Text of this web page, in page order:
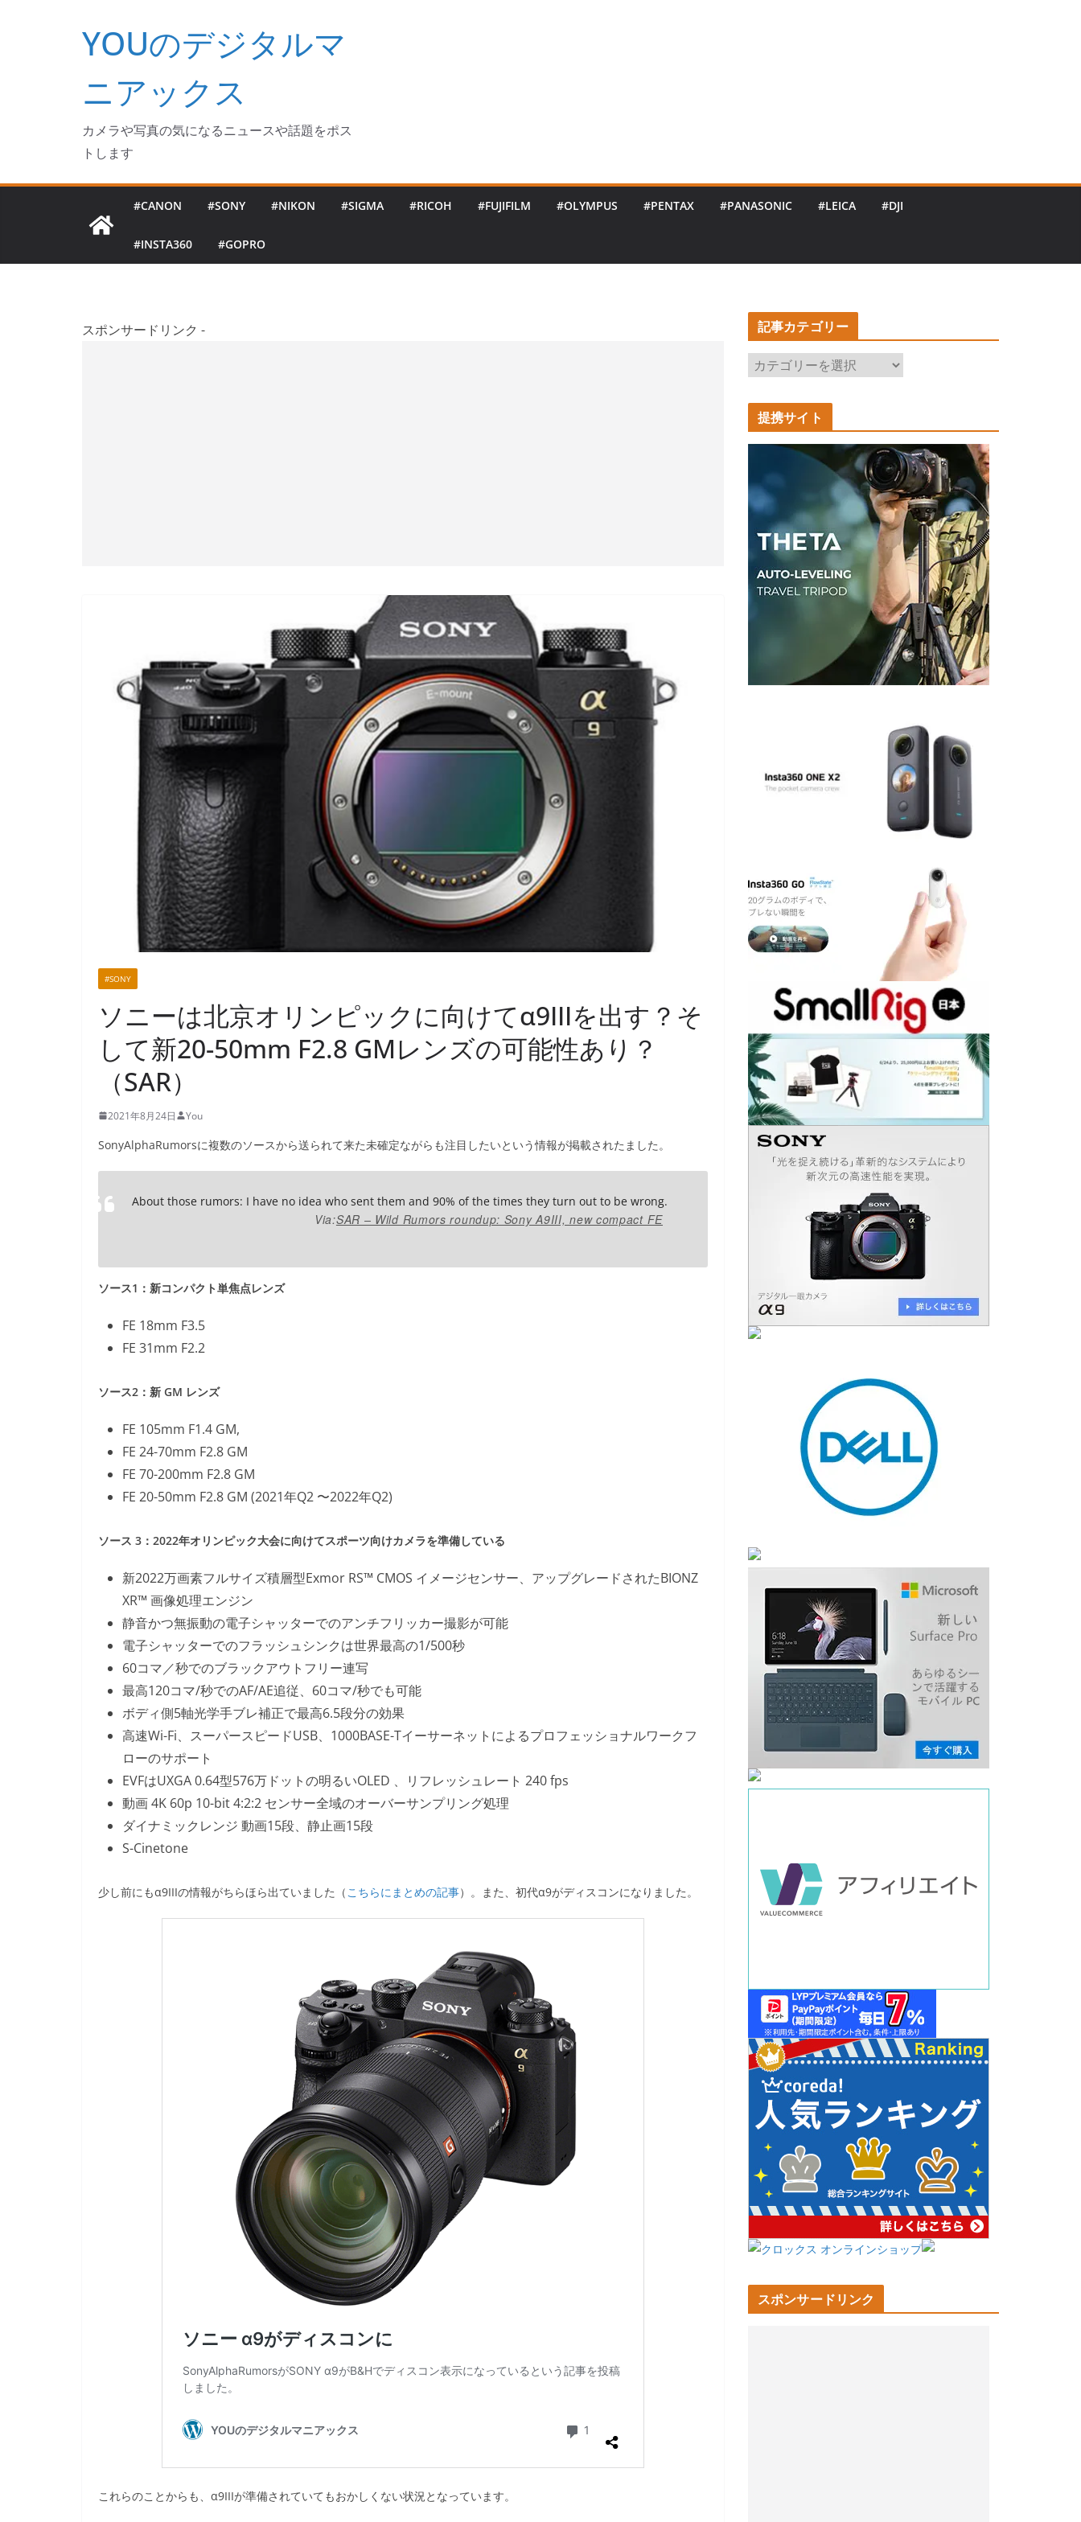
ッ
YOUのデジタルマ
ニアックス
カメラや写真の気になるニュースや話題をポス
トします
#CANON #SONY #NIKON #SIGMA #RICOH #FUJIFILM #OLYMPUS #PENTAX #PANASONIC #LEICA #DJI
#INSTA360 #GOPRO
スポンサードリンク -
#SONY
ソニーは北京オリンピックに向けてα9IIIを出す？そ
して新20-50mm F2.8 GMレンズの可能性あり？
（SAR）
2021年8月24日 You
SonyAlphaRumorsに複数のソースから送られて来た未確定ながらも注目したいという情報が掲載されたました。
About those rumors: I have no idea who sent them and 90% of the times they turn out to be wrong.
Via:SAR – Wild Rumors roundup: Sony A9III, new compact FE
ソース1：新コンパクト単焦点レンズ
FE 18mm F3.5
FE 31mm F2.2
ソース2：新 GM レンズ
FE 105mm F1.4 GM,
FE 24-70mm F2.8 GM
FE 70-200mm F2.8 GM
FE 20-50mm F2.8 GM (2021年Q2 〜2022年Q2)
ソース 3：2022年オリンピック大会に向けてスポーツ向けカメラを準備している
新2022万画素フルサイズ積層型Exmor RS™ CMOS イメージセンサー、アップグレードされたBIONZ
XR™ 画像処理エンジン
静音かつ無振動の電子シャッターでのアンチフリッカー撮影が可能
電子シャッターでのフラッシュシンクは世界最高の1/500秒
60コマ／秒でのブラックアウトフリー連写
最高120コマ/秒でのAF/AE追従、60コマ/秒でも可能
ボディ側5軸光学手ブレ補正で最高6.5段分の効果
高速Wi-Fi、スーパースピードUSB、1000BASE-Tイーサーネットによるプロフェッショナルワークフ
ローのサポート
EVFはUXGA 0.64型576万ドットの明るいOLED 、リフレッシュレート 240 fps
動画 4K 60p 10-bit 4:2:2 センサー全域のオーバーサンプリング処理
ダイナミックレンジ 動画15段、静止画15段
S-Cinetone
少し前にもα9IIIの情報がちらほら出ていました（ こちらにまとめの記事）。また、初代α9がディスコンになりました。
これらのことからも、α9IIIが準備されていてもおかしくない状況となっています。
記事カテゴリー
記
事
カ
テ
ゴ
ー
提携サイト
スポンサードリンク